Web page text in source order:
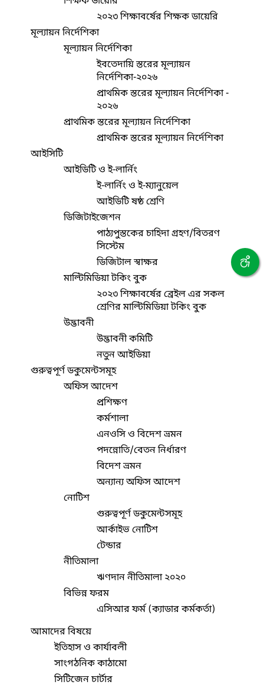
২০২৩ শিক্ষাবর্ষের শিক্ষক ডায়েরি
মূল্যায়ন নির্দেশিকা
মূল্যায়ন নির্দেশিকা
ইবতেদায়ি স্তরের মূল্যায়ন
নির্দেশিকা-২০২৬
প্রাথমিক স্তরের মূল্যায়ন নির্দেশিকা -
২০২৬
প্রাথমিক স্তরের মূল্যায়ন নির্দেশিকা
প্রাথমিক স্তরের মূল্যায়ন নির্দেশিকা
আইসিটি
আইডিটি ও ই-লার্নিং
ই-লার্নিং ও ই-ম্যানুয়েল
আইডিটি ষষ্ঠ শ্রেণি
ডিজিটাইজেশন
পাঠ্যপুস্তকের চাহিদা গ্রহণ/বিতরণ
সিস্টেম
ডিজিটাল স্বাক্ষর
মাল্টিমিডিয়া টকিং বুক
২০২৩ শিক্ষাবর্ষের ব্রেইল এর সকল
শ্রেণির মাল্টিমিডিয়া টকিং বুক
উদ্ভাবনী
উদ্ভাবনী কমিটি
নতুন আইডিয়া
গুরুত্বপূর্ণ ডকুমেন্টসমূহ
অফিস আদেশ
প্রশিক্ষণ
কর্মশালা
এনওসি ও বিদেশ ভ্রমন
পদন্নোতি/বেতন নির্ধারণ
বিদেশ ভ্রমন
অন্যান্য অফিস আদেশ
নোটিশ
গুরুত্বপূর্ণ ডকুমেন্টসমূহ
আর্কাইভ নোটিশ
টেন্ডার
নীতিমালা
ঋণদান নীতিমালা ২০২০
বিভিন্ন ফরম
এসিআর ফর্ম (ক্যাডার কর্মকর্তা)
আমাদের বিষয়ে
ইতিহাস ও কার্যাবলী
সাংগঠনিক কাঠামো
সিটিজেন চার্টার